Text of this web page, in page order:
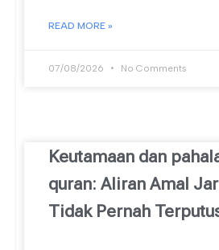
READ MORE »
07/08/2026 No Comments
Keutamaan dan
quran: Aliran Amal
Tidak Pernah